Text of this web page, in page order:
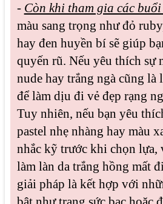
- Còn khi tham gia các
màu sang trọng như đỏ
hay đen huyền bí sẽ giúp
quyến rũ. Nếu yêu thích sự
nude hay trắng ngà cũng
để làm dịu đi vẻ đẹp rạng
Tuy nhiên, nếu bạn yêu
pastel nhẹ nhàng hay màu
nhắc kỹ trước khi chọn lựa,
làm làn da trắng hồng mất
giải pháp là kết hợp với